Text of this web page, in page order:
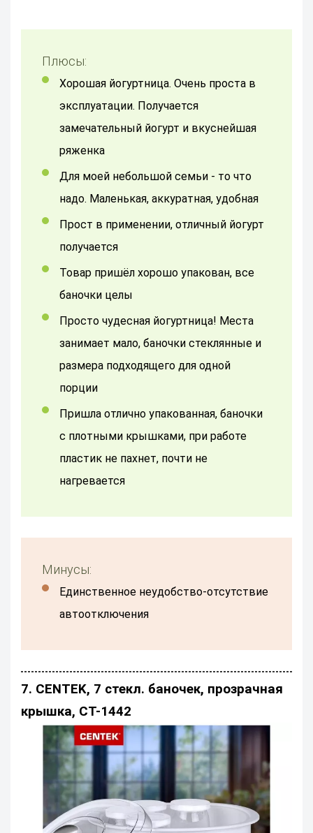
Плюсы:
Хорошая йогуртница. Очень проста в
эксплуатации. Получается
замечательный йогурт и вкуснейшая
ряженка
Для моей небольшой семьи - то что
надо. Маленькая, аккуратная, удобная
Прост в применении, отличный йогурт
получается
Товар пришёл хорошо упакован, все
баночки целы
Просто чудесная йогуртница! Места
занимает мало, баночки стеклянные и
размера подходящего для одной
порции
пришла отлично упакованная, баночки
с плотными крышками, при работе
пластик не пахнет, почти не
нагревается
Минусы:
единственное неудобство-отсутствие
автоотключения
7. CENTEK, 7 стекл. баночек, прозрачная
крышка, CT-1442